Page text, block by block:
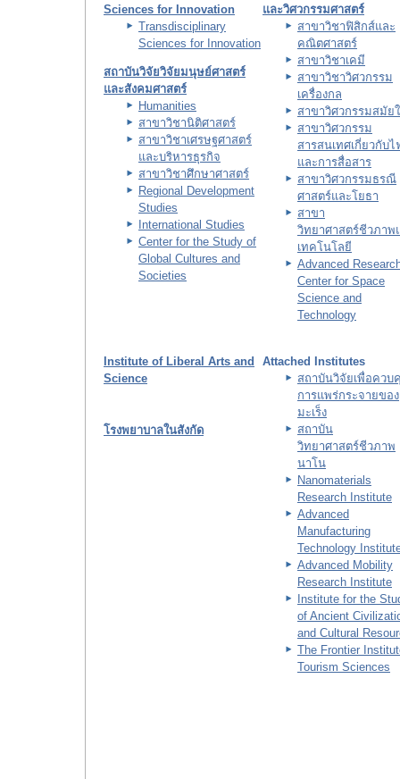
Sciences for Innovation
Transdisciplinary
Sciences for Innovation
สถาบันวิจัยวิจัยมนุษย์ศาสตร์
และสังคมศาสตร์
Humanities
สาขาวิชานิติศาสตร์
สาขาวิชาเศรษฐศาสตร์
และบริหารธุรกิจ
สาขาวิชาศึกษาศาสตร์
Regional Development
Studies
International Studies
Center for the Study of
Global Cultures and
Societies
และวิศวกรรมศาสตร์
สาขาวิชาฟิสิกส์และ
คณิตศาสตร์
สาขาวิชาเคมี
สาขาวิชาวิศวกรรม
เครื่องกล
สาขาวิศวกรรมสมัย
สาขาวิศวกรรม
สารสนเทศเกี่ยวกับ
และการสื่อสาร
สาขาวิศวกรรมธรณี
ศาสตร์และโยธา
สาขา
วิทยาศาสตร์ชีวภาพ
เทคโนโลยี
Advanced
Center for Space
Science and
Technology
Institute of Liberal Arts and
Science
โรงพยาบาลในสังกัด
Attached Institutes
สถาบันวิจัยเพื่อควบ
การแพร่กระจายของ
มะเร็ง
สถาบัน
วิทยาศาสตร์ชีวภาพ
นาโน
Nanomaterials
Research Institute
Advanced
Manufacturing
Technology
Advanced Mobility
Research Institute
Institute for the
of Ancient
and Cultural
The Frontier
Tourism Sciences